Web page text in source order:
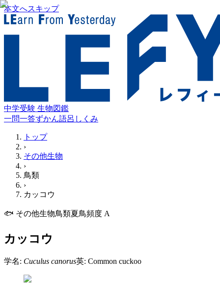
本文へスキップ
中学受験 生物図鑑
一問一答ずかん語呂 しくみ
トップ
›
その他生物
›
鳥類
›
カッコウ
🐟 その他生物鳥類夏鳥頻度 A
カッコウ
学名: Cuculus canorus英: Common cuckoo